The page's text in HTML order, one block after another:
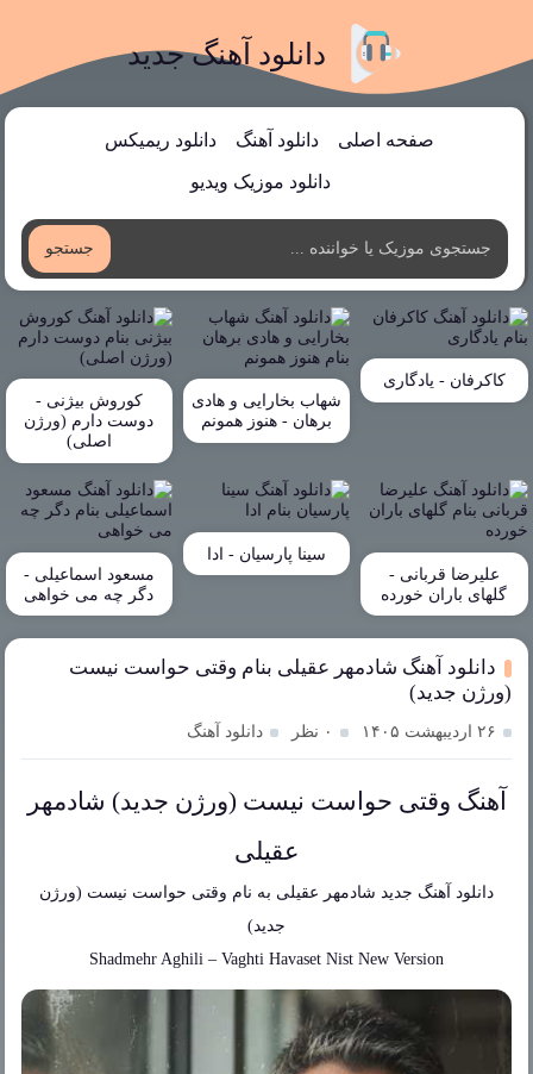
دانلود آهنگ جدید
صفحه اصلی دانلود آهنگ دانلود ریمیکس
دانلود موزیک ویدیو
جستجو
کاکرفان - یادگاری
شهاب بخارایی و هادی
برهان - هنوز همونم
کوروش بیژنی -
دوست دارم (ورژن
اصلی)
علیرضا قربانی -
گلهای باران خورده
سینا پارسیان - ادا
مسعود اسماعیلی -
دگر چه می خواهی
دانلود آهنگ شادمهر عقیلی بنام وقتی حواست نیست
(ورژن جدید)
۲۶ اردیبهشت ۱۴۰۵ ۰ نظر دانلود آهنگ
آهنگ وقتی حواست نیست (ورژن جدید) شادمهر
عقیلی
دانلود آهنگ جدید شادمهر عقیلی به نام وقتی حواست نیست (ورژن
جدید)
Shadmehr Aghili – Vaghti Havaset Nist New Version